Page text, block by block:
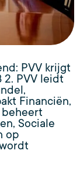
PVV krijgt
2. PVV leidt
Financiën,
beheert
Sociale
op